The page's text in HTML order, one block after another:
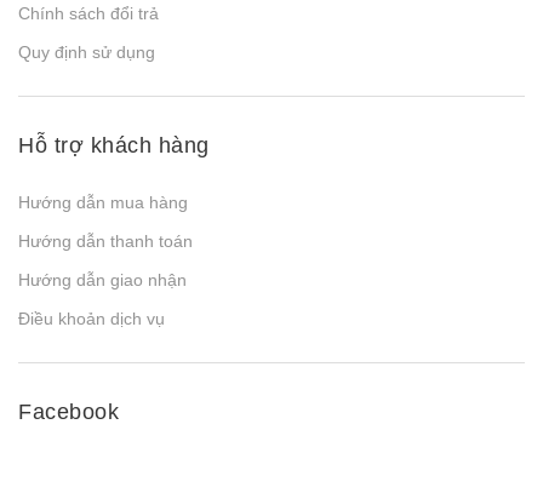
Chính sách đổi trả
Quy định sử dụng
Hỗ trợ khách hàng
Hướng dẫn mua hàng
Hướng dẫn thanh toán
Hướng dẫn giao nhận
Điều khoản dịch vụ
Facebook